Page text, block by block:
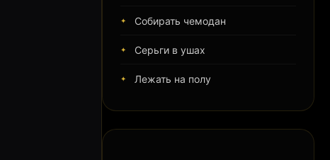
Собирать чемодан
Серьги в ушах
Лежать на полу